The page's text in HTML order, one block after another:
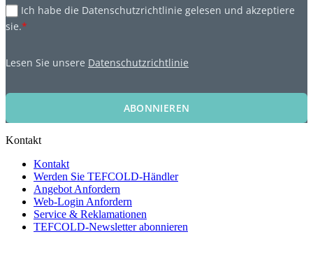
Ich habe die Datenschutzrichtlinie gelesen und akzeptiere
sie.*
Lesen Sie unsere Datenschutzrichtlinie
ABONNIEREN
Kontakt
Kontakt
Werden Sie TEFCOLD-Händler
Angebot Anfordern
Web-Login Anfordern
Service & Reklamationen
TEFCOLD-Newsletter abonnieren